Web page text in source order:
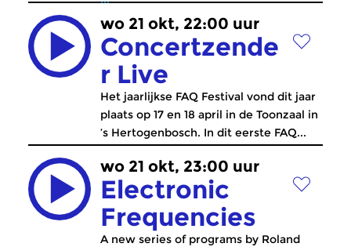
wo 21 okt, 22:00 uur
Concertzende
r Live
Het jaarlijkse FAQ Festival vond dit jaar
plaats op 17 en 18 april in de Toonzaal in
’s Hertogenbosch. In dit eerste FAQ...
wo 21 okt, 23:00 uur
Electronic
Frequencies
A new series of programs by Roland